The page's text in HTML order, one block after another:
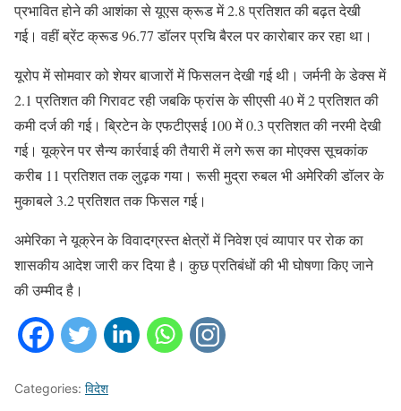
प्रभावित होने की आशंका से यूएस क्रूड में 2.8 प्रतिशत की बढ़त देखी
गई। वहीं ब्रेंट क्रूड 96.77 डॉलर प्रचि बैरल पर कारोबार कर रहा था।
यूरोप में सोमवार को शेयर बाजारों में फिसलन देखी गई थी। जर्मनी के डेक्स में
2.1 प्रतिशत की गिरावट रही जबकि फ्रांस के सीएसी 40 में 2 प्रतिशत की
कमी दर्ज की गई। ब्रिटेन के एफटीएसई 100 में 0.3 प्रतिशत की नरमी देखी
गई। यूक्रेन पर सैन्य कार्रवाई की तैयारी में लगे रूस का मोएक्स सूचकांक
करीब 11 प्रतिशत तक लुढ़क गया। रूसी मुद्रा रुबल भी अमेरिकी डॉलर के
मुकाबले 3.2 प्रतिशत तक फिसल गई।
अमेरिका ने यूक्रेन के विवादग्रस्त क्षेत्रों में निवेश एवं व्यापार पर रोक का
शासकीय आदेश जारी कर दिया है। कुछ प्रतिबंधों की भी घोषणा किए जाने
की उम्मीद है।
Categories: विदेश